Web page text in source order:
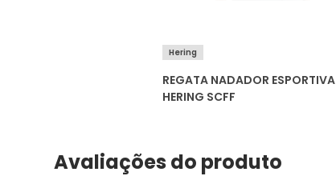
Hering
REGATA NADADOR ESPORTIVA
HERING SCFF
Avaliações do produto